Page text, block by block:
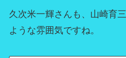
久次米一輝さんも、山崎育
ような雰囲気ですね。